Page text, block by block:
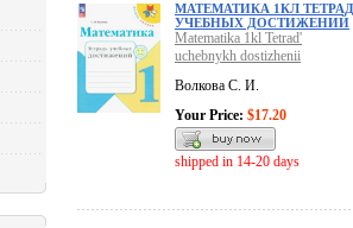
МАТЕМАТИКА 1КЛ
УЧЕБНЫХ ДОСТИЖЕНИЙ
Matematika 1kl Tetrad'
uchebnykh dostizhenii
Волкова С. И.
Your Price: $17.20
shipped in 14-20 days